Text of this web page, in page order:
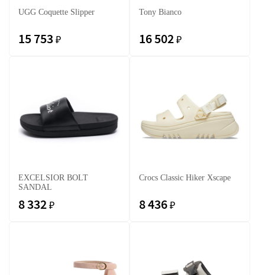
UGG Coquette Slipper
15 753 ₽
Tony Bianco
16 502 ₽
EXCELSIOR BOLT
SANDAL
8 332 ₽
Crocs Classic Hiker Xscape
8 436 ₽